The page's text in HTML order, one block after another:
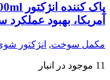
آمریکا، بهبود
مکمل سوخت, انژکتور
11 موجود در انبار